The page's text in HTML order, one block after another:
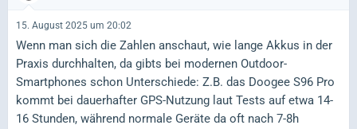
15. August 2025 um 20:02
Wenn man sich die Zahlen anschaut, wie lange Akkus in der
Praxis durchhalten, da gibts bei modernen Outdoor-
Smartphones schon Unterschiede: Z.B. das Doogee S96 Pro
kommt bei dauerhafter GPS-Nutzung laut Tests auf etwa 14-
16 Stunden, während normale Geräte da oft nach 7-8h